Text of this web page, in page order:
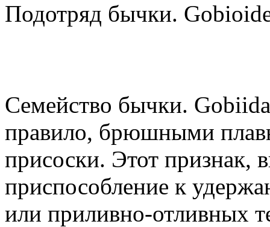
Подотряд бычки.
Семейство бычки.
правило, брюшными
присоски. Этот признак,
приспособление к
или приливно-отливных